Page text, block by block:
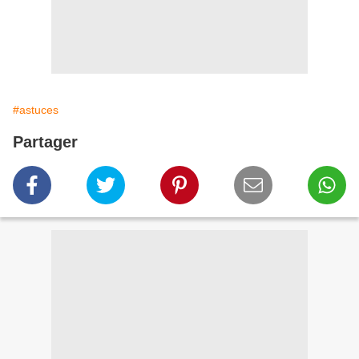
#astuces
Partager